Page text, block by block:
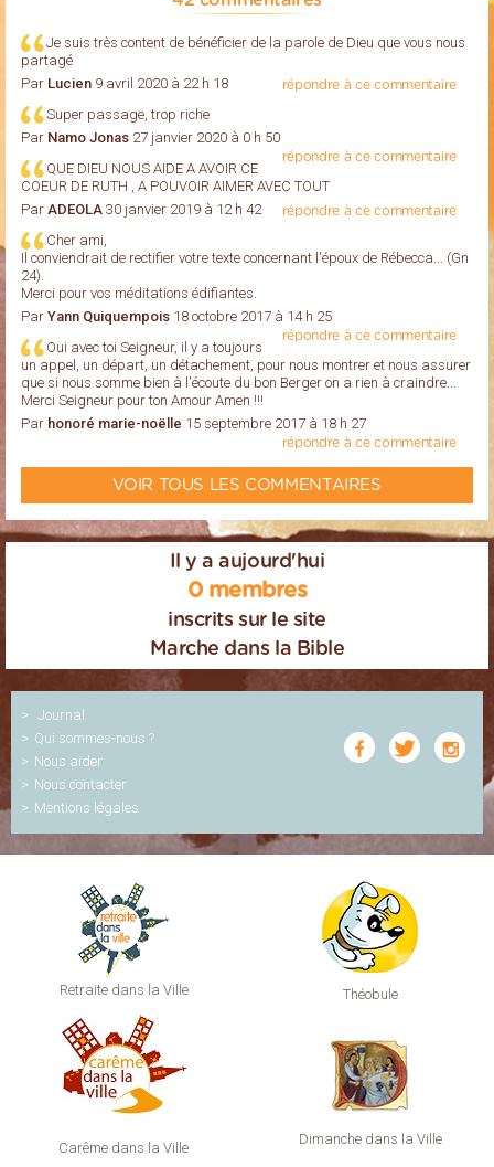
Je suis très content de bénéficier de la parole de Dieu que vous nous
partagé
Par Lucien 9 avril 2020 à 22 h 18 répondre à ce commentaire
Super passage, trop riche
Par Namo Jonas 27 janvier 2020 à 0 h 50
répondre à ce commentaire
QUE DIEU NOUS AIDE A AVOIR CE
COEUR DE RUTH , A POUVOIR AIMER AVEC TOUT
Par ADEOLA 30 janvier 2019 à 12 h 42 répondre à ce commentaire
Cher ami,
Il conviendrait de rectifier votre texte concernant l'époux de Rébecca... (Gn
24).
Merci pour vos méditations édifiantes.
Par Yann Quiquempois 18 octobre 2017 à 14 h 25
répondre à ce commentaire
Oui avec toi Seigneur, il y a toujours
un appel, un départ, un détachement, pour nous montrer et nous assurer
que si nous somme bien à l'écoute du bon Berger on a rien à craindre...
Merci Seigneur pour ton Amour Amen !!!
Par honoré marie-noëlle 15 septembre 2017 à 18 h 27
répondre à ce commentaire
VOIR TOUS LES COMMENTAIRES
Il y a aujourd'hui
0 membres
inscrits sur le site
Marche dans la Bible
Journal
Qui sommes-nous ?
Nous aider
Nous contacter
Mentions légales
Retraite dans la Ville Théobule
Carême dans la Ville
Dimanche dans la Ville